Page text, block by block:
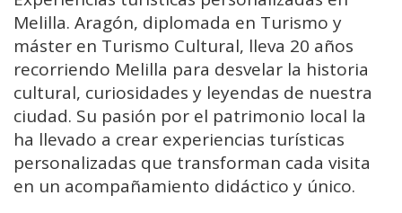
Melilla. Aragón, diplomada en Turismo y
máster en Turismo Cultural, lleva 20 años
recorriendo Melilla para desvelar la historia
cultural, curiosidades y leyendas de nuestra
ciudad. Su pasión por el patrimonio local la
ha llevado a crear experiencias turísticas
personalizadas que transforman cada visita
en un acompañamiento didáctico y único.